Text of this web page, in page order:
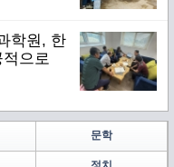
학원, 한
으로
문학